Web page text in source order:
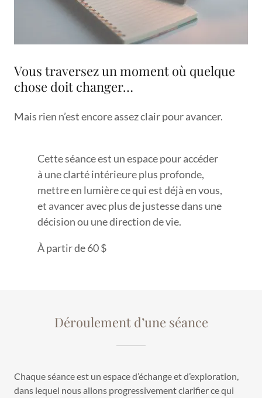
Vous traversez un moment où quelque
chose doit changer…
Mais rien n’est encore assez clair pour avancer.
Cette séance est un espace pour accéder
à une clarté intérieure plus profonde,
mettre en lumière ce qui est déjà en vous,
et avancer avec plus de justesse dans une
décision ou une direction de vie.
À partir de 60 $
Déroulement d’une séance
Chaque séance est un espace d’échange et d’exploration,
dans lequel nous allons progressivement clarifier ce qui